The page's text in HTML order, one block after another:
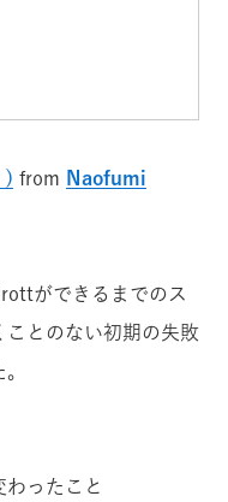
) from Naofumi
ができるまでのス
ことのない初期の失敗
ったこと